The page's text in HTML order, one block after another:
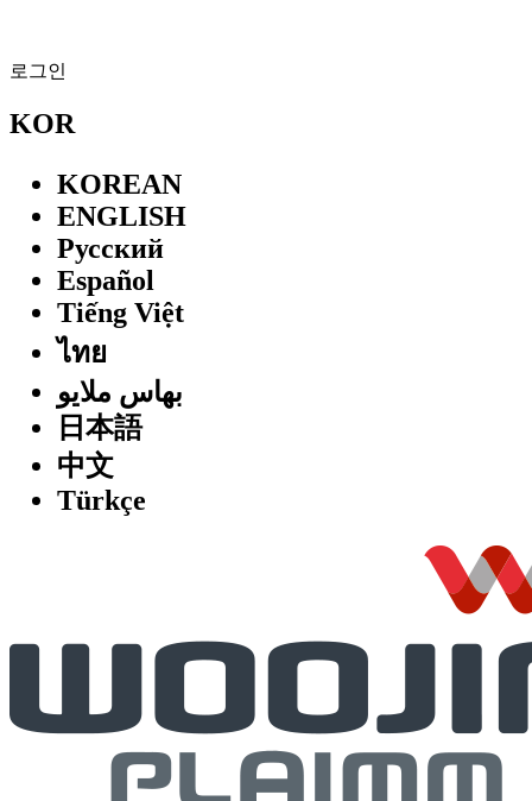
로그인
KOR
KOREAN
ENGLISH
Русский
Español
Tiếng Việt
ไทย
بهاس ملايو
日本語
中文
Türkçe